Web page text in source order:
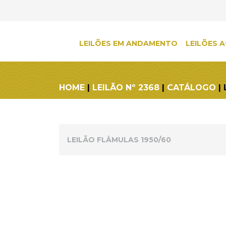
LEILÕES EM ANDAMENTO LEILÕES
HOME | LEILÃO Nº 2368 | CATÁLOGO |
LEILÃO FLÂMULAS 1950/60